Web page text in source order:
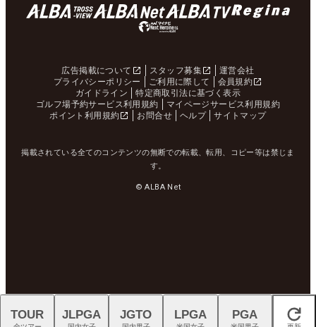
広告掲載について スタッフ募集
運営会社
プライバシーポリシー
ご利用に際して
会員規約
ガイドライン
特定商取引法に基づく表示
ゴルフ場予約サービス利用規約
マイページサービス利用規約
ポイント利用規約
お問合せ ヘルプ サイトマップ
掲載されている全てのコンテンツの無断での転載、転用、コピー等は禁じま
す。
© ALBA Net
閉じる
TOUR JLPGA JGTO LPGA PGA